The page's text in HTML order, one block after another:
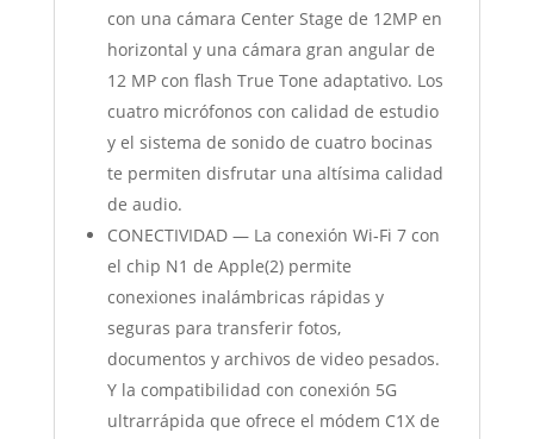
con una cámara Center Stage de 12MP en
horizontal y una cámara gran angular de
12 MP con flash True Tone adaptativo. Los
cuatro micrófonos con calidad de estudio
y el sistema de sonido de cuatro bocinas
te permiten disfrutar una altísima calidad
de audio.
CONECTIVIDAD — La conexión Wi‐Fi 7 con
el chip N1 de Apple(2) permite
conexiones inalámbricas rápidas y
seguras para transferir fotos,
documentos y archivos de video pesados.
Y la compatibilidad con conexión 5G
ultrarrápida que ofrece el módem C1X de